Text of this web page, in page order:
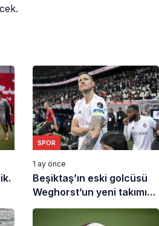
SPOR
1 ay önce
Beşiktaş’ın eski golcüsü
Weghorst’un yeni takımı
belli oldu